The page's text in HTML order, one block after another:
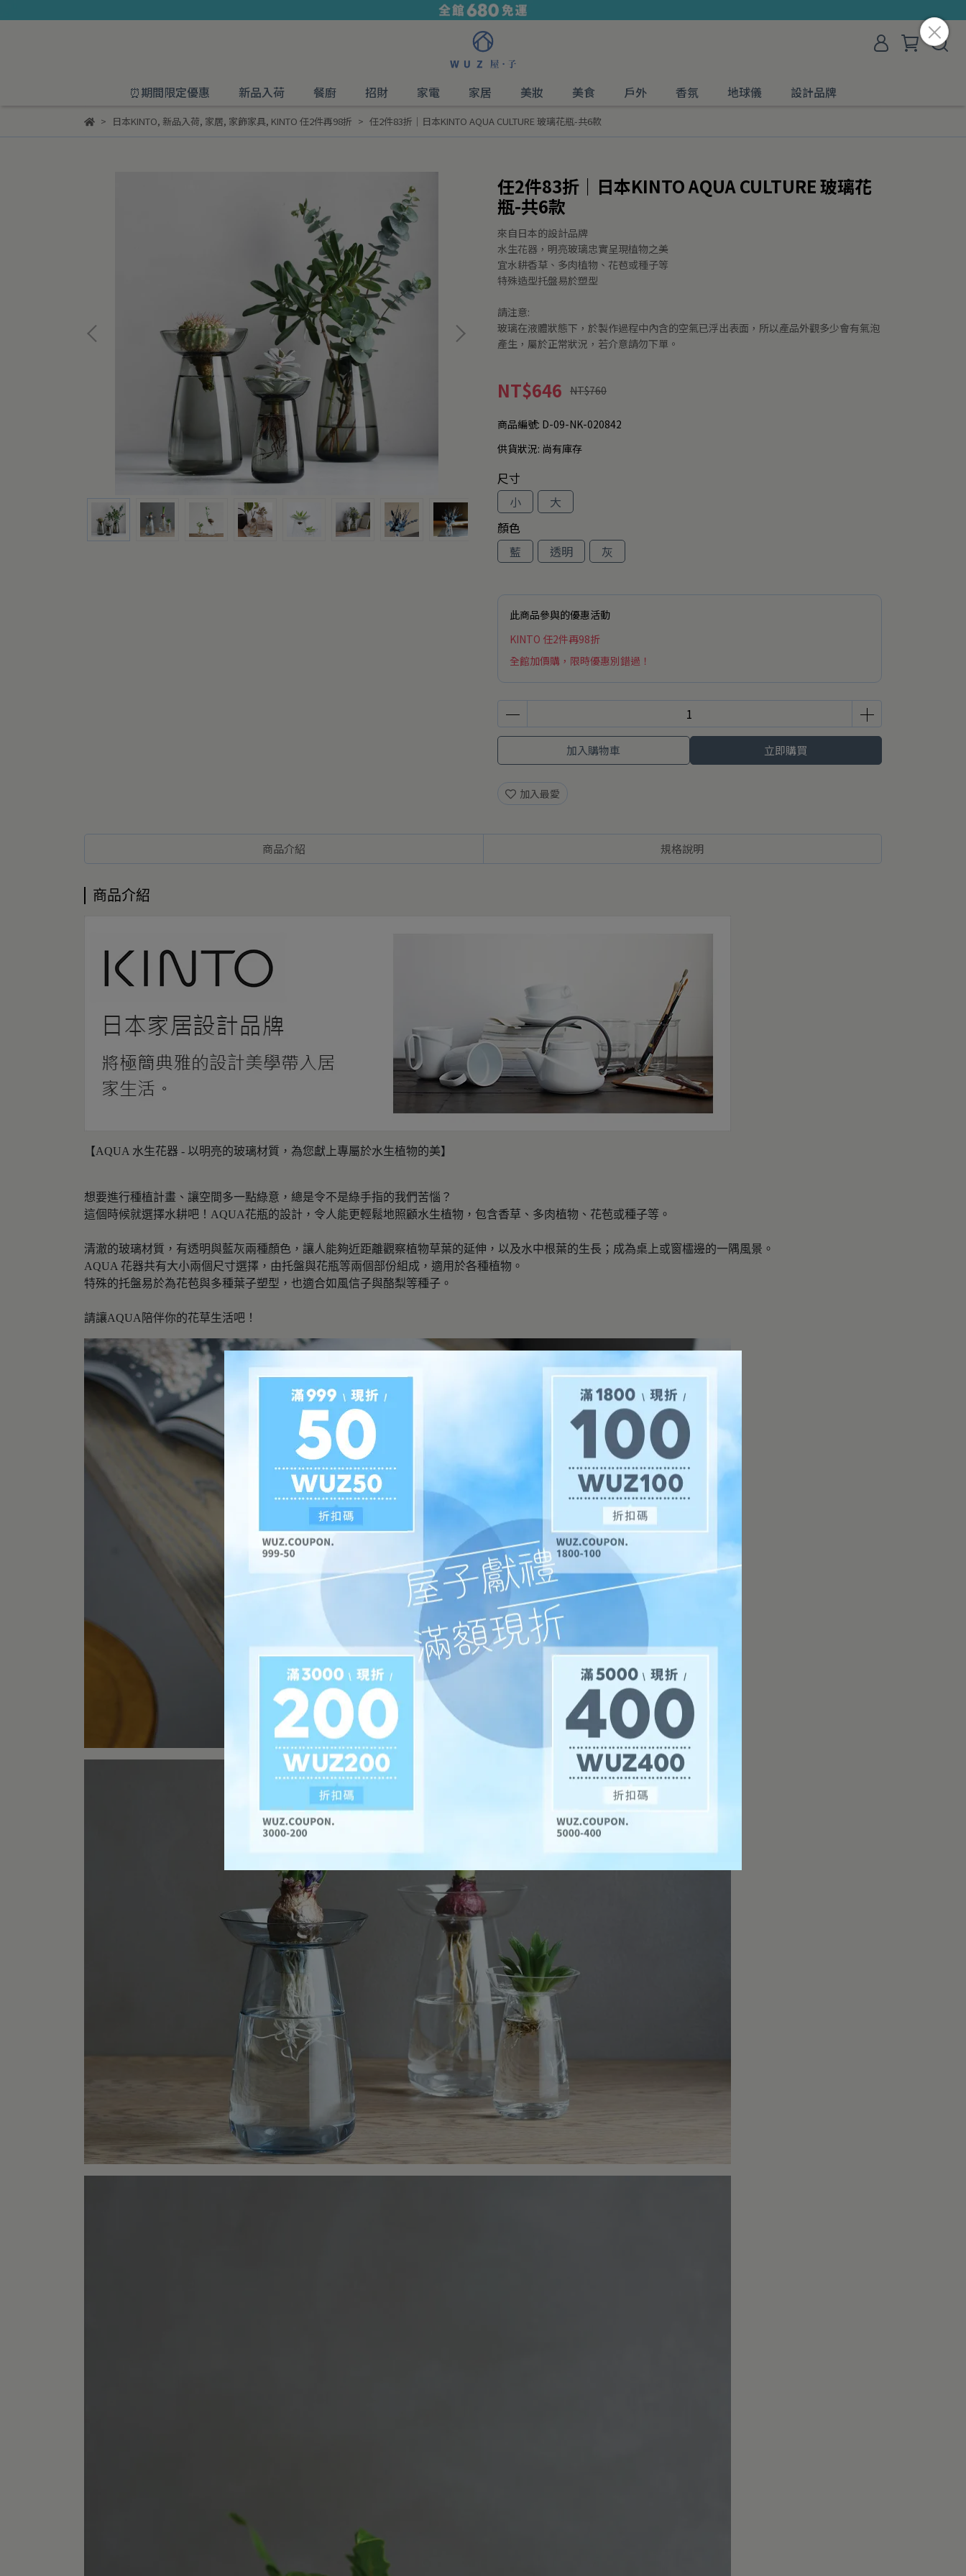
⏰期間限定優惠 新品入荷 餐廚 招財 家電 家居 美妝 美食 戶外 香氛 地球儀 設計品牌
日本KINTO, 新品入荷, 家居, 家飾家具, KINTO 任2件再98折 任2件83折｜日本KINTO AQUA CULTURE 玻璃花瓶-共6款
任2件83折｜日本KINTO AQUA CULTURE 玻璃花
瓶-共6款
來自日本的設計品牌
水生花器，明亮玻璃忠實呈現植物之美
宜水耕香草、多肉植物、花苞或種子等
特殊造型托盤易於塑型
請注意:
玻璃在液體狀態下，於製作過程中內含的空氣已浮出表面，所以產品外觀多少會有氣泡
產生，屬於正常狀況，若介意請勿下單。
NT$646 NT$760
商品編號: D-09-NK-020842
供貨狀況: 尚有庫存
尺寸
小
大
顏色
藍
透明 灰
此商品參與的優惠活動
KINTO 任2件再98折
全館加價購，限時優惠別錯過！
加入購物車 立即購買
加入最愛
商品介紹 規格說明
商品介紹
【AQUA 水生花器 - 以明亮的玻璃材質，為您獻上專屬於水生植物的美】
想要進行種植計畫、讓空間多一點綠意，總是令不是綠手指的我們苦惱？
這個時候就選擇水耕吧！AQUA花瓶的設計，令人能更輕鬆地照顧水生植物，包含香草、多肉植物、花苞或種子等。
清澈的玻璃材質，有透明與藍灰兩種顏色，讓人能夠近距離觀察植物草葉的延伸，以及水中根葉的生長；成為桌上或窗櫺邊的一隅風景。
AQUA 花器共有大小兩個尺寸選擇，由托盤與花瓶等兩個部份組成，適用於各種植物。
特殊的托盤易於為花苞與多種葉子塑型，也適合如風信子與酪梨等種子。
請讓AQUA陪伴你的花草生活吧！